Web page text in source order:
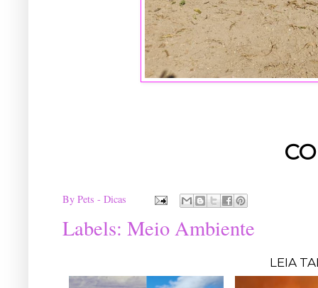
By Pets - Dicas
Labels: Meio Ambiente
LEIA